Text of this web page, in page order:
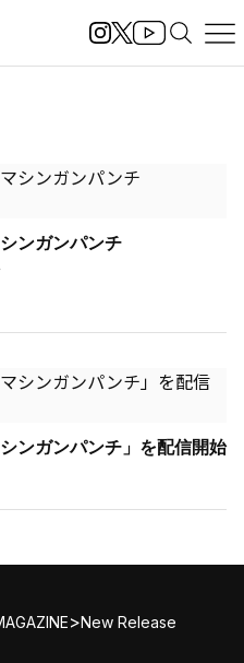
ンガンパンチ
ンガンパンチ」を配信開始
>New Release